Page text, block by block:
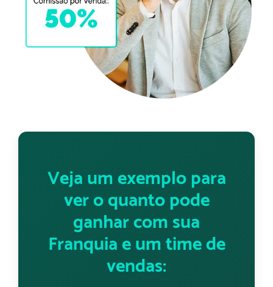
Veja um exemplo para
ver o quanto pode
ganhar com sua
Franquia e um time de
vendas: